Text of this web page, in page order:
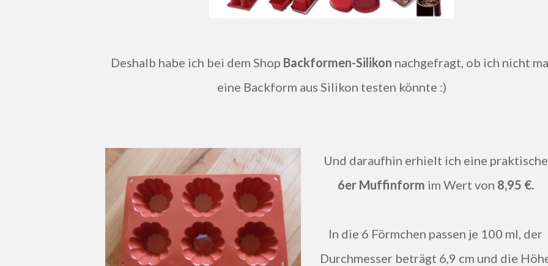
Deshalb habe ich bei dem Shop Backformen-Silikon nachgefragt, ob ich nicht
eine Backform aus Silikon testen könnte :)
Und daraufhin erhielt ich eine praktische
6er Muffinform im Wert von 8,95 €.
In die 6 Förmchen passen je 100 ml, der
Durchmesser beträgt 6,9 cm und die